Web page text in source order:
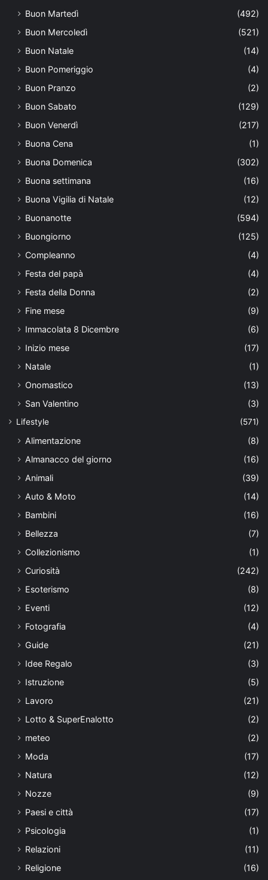
Buon Martedì
(492)
Buon Mercoledì
(521)
Buon Natale
(14)
Buon Pomeriggio
(4)
Buon Pranzo
(2)
Buon Sabato
(129)
Buon Venerdì
(217)
Buona Cena
(1)
Buona Domenica
(302)
Buona settimana
(16)
Buona Vigilia di Natale
(12)
Buonanotte
(594)
Buongiorno
(125)
Compleanno
(4)
Festa del papà
(4)
Festa della Donna
(2)
Fine mese
(9)
Immacolata 8 Dicembre
(6)
Inizio mese
(17)
Natale
(1)
Onomastico
(13)
San Valentino
(3)
Lifestyle (571)
Alimentazione
(8)
Almanacco del giorno
(16)
Animali
(39)
Auto & Moto
(14)
Bambini
(16)
Bellezza
(7)
Collezionismo
(1)
Curiosità
(242)
Esoterismo
(8)
Eventi
(12)
Fotografia
(4)
Guide
(21)
Idee Regalo
(3)
Istruzione
(5)
Lavoro
(21)
Lotto & SuperEnalotto
(2)
meteo
(2)
Moda
(17)
Natura
(12)
Nozze
(9)
Paesi e città
(17)
Psicologia
(1)
Relazioni
(11)
Religione
(16)